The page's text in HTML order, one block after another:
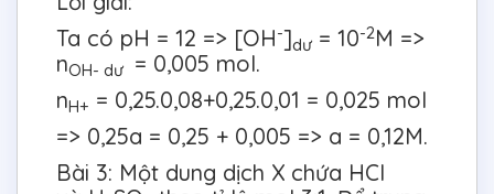
Ta có pH = 12 => [OH-]dư= 10-2M =>
nOH- dư = 0,005 mol.
nH+ = 0,25.0,08+0,25.0,01 = 0,025 mol
=> 0,25a = 0,25 + 0,005 => a = 0,12M.
Bài 3: Một dung dịch X chứa HCl